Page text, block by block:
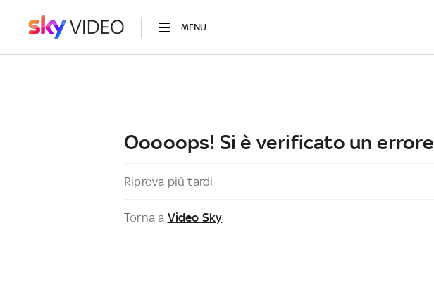
MENU
Ooooops! Si è verificato un errore
Riprova più tardi
Torna a Video Sky